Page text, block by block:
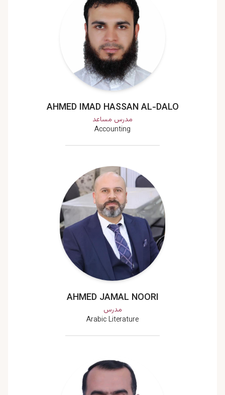
AHMED IMAD HASSAN AL-DALO
مدرس مساعد
Accounting
AHMED JAMAL NOORI
مدرس
Arabic Literature